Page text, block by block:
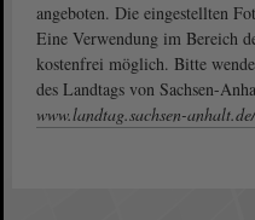
angeboten. Die eingestellten
Eine Verwendung im Bereich
kostenfrei möglich. Bitte
des Landtags von Sachsen-
www.landtag.sachsen-